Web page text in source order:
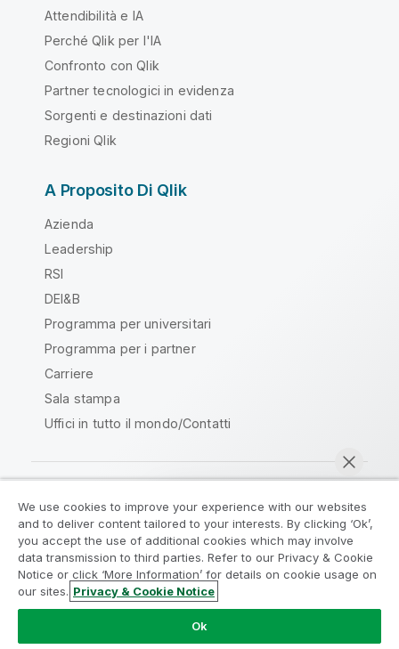
Attendibilità e IA
Perché Qlik per l'IA
Confronto con Qlik
Partner tecnologici in evidenza
Sorgenti e destinazioni dati
Regioni Qlik
A Proposito Di Qlik
Azienda
Leadership
RSI
DEI&B
Programma per universitari
Programma per i partner
Carriere
Sala stampa
Uffici in tutto il mondo/Contatti
Qlik Community
Contratti
Termini del prodotto
Legal Policies
Note Legali
Termini di utilizzo
Marchi
Do Not Share My Info
Copyright © 1993-2026 QlikTech International AB. Tutti i
We use cookies to improve your experience with our websites
and to deliver content tailored to your interests. By clicking ‘Ok’,
you accept the use of additional cookies which may involve
data transmission to third parties. Refer to our Privacy & Cookie
Notice or click ‘More Information’ for details on cookie usage on
our sites. Privacy & Cookie Notice
Ok